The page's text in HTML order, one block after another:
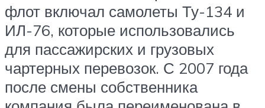
флот включал самолеты Ту-134 и
ИЛ-76, которые использовались
для пассажирских и грузовых
чартерных перевозок. С 2007 года
после смены собственника